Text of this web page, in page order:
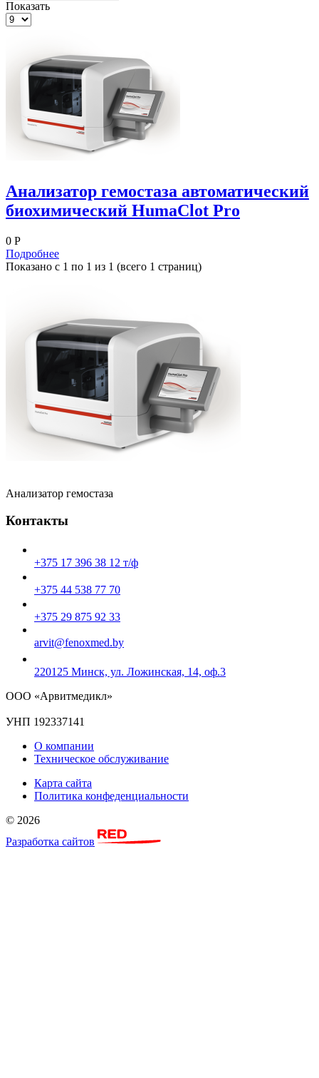
Показать
Анализатор гемостаза автоматический
биохимический HumaClot Pro
0 Р
Подробнее
Показано с 1 по 1 из 1 (всего 1 страниц)
Анализатор гемостаза
Контакты
+375 17 396 38 12 т/ф
+375 44 538 77 70
+375 29 875 92 33
arvit@fenoxmed.by
220125 Минск, ул. Ложинская, 14, оф.3
ООО «Арвитмедикл»
УНП 192337141
О компании
Техническое обслуживание
Карта сайта
Политика конфеденциальности
© 2026
Разработка сайтов